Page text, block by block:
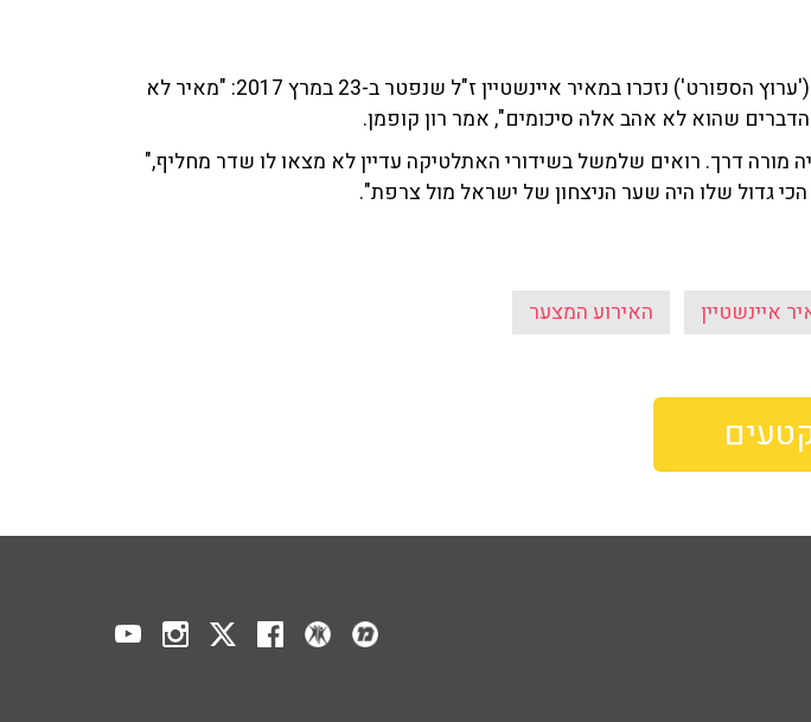
חברי התוכנית ואלי סהר ('ערוץ הספורט') נזכרו במאיר איינשטיין ז"ל שנפטר ב-23 במרץ 2017: "מאיר לא
שהוא לא אהב אלה סיכומים", אמר רון קופמן.
מורה דרך. רואים שלמשל בשידורי האתלטיקה עדיין לא מצאו לו שדר מחליף,"
הכי גדול שלו היה שער הניצחון של ישראל מול צרפת".
איינשטיין האירוע המצער